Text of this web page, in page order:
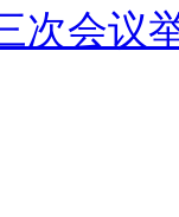
次会议